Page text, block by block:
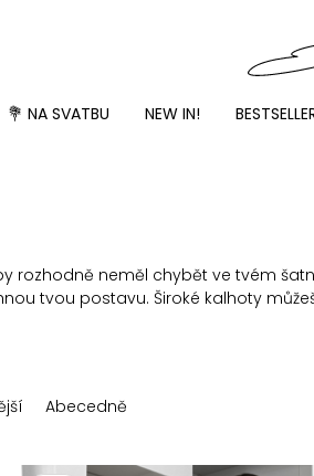
💐 NA SVATBU NEW IN!
neměl chybět ve tvém
tvou postavu. Široké kalhoty
Abecedně